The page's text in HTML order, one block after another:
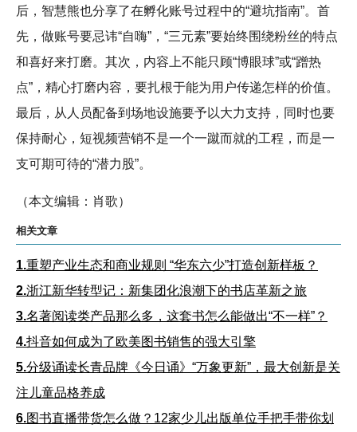
后，智慧熊也分享了在孵化账号过程中的“避坑指南”。首
先，做账号要忌讳“自嗨”，“三元素”要始终围绕粉丝的特点
和喜好来打磨。其次，内容上不能只顾“博眼球”或“蹭热
点”，精心打磨内容，要扎根于能为用户传递怎样的价值。
最后，从人员配备到场地设施要予以大力支持，同时也要
保持耐心，短视频营销不是一个一蹴而就的工程，而是一
支可期可待的“潜力股”。
（本文编辑：肖歌）
相关文章
1.重塑产业生态和商业规则 “华东六少”打造创新样板？
2.浙江新华转型记：新集团化浪潮下的书店革新之旅
3.名著阅读类产品那么多，这套书怎么能做出“不一样”？
4.抖音如何成为了欧美图书销售的强大引擎
5.分级诵读长青品牌《今日诵》“万象更新”，最大创新是关
注儿童品格养成
6.图书直播带货怎么做？12家少儿出版单位手把手带你划